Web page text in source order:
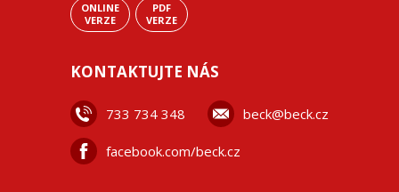
ONLINE
VERZE
PDF
VERZE
KONTAKTUJTE NÁS
733 734 348 beck@beck.cz
facebook.com/beck.cz